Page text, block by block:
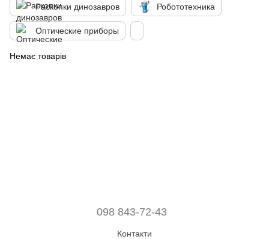
Раскопки динозавров Робототехника
Оптические приборы
Немає товарів
098 843-72-43
Контакти